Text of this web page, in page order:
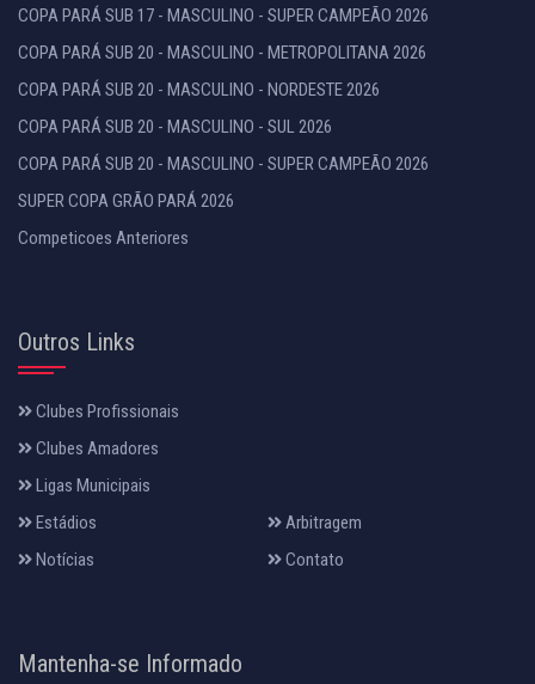
COPA PARÁ SUB 17 - MASCULINO - SUPER CAMPEÃO 2026
COPA PARÁ SUB 20 - MASCULINO - METROPOLITANA 2026
COPA PARÁ SUB 20 - MASCULINO - NORDESTE 2026
COPA PARÁ SUB 20 - MASCULINO - SUL 2026
COPA PARÁ SUB 20 - MASCULINO - SUPER CAMPEÃO 2026
SUPER COPA GRÃO PARÁ 2026
Competicoes Anteriores
Outros Links
Clubes Profissionais
Clubes Amadores
Ligas Municipais
Estádios
Arbitragem
Notícias
Contato
Mantenha-se Informado